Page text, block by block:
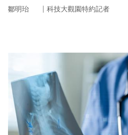
鄒明珆 ｜ 科技大觀園特約記者